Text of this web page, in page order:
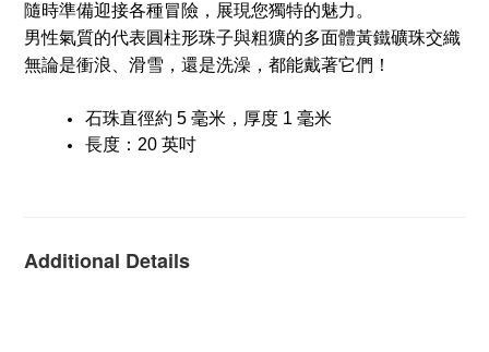
隨時準備迎接各種冒險，展現您獨特的魅力。
男性氣質的代表圓柱形珠子與粗獷的多面體黃鐵礦珠交織
無論是衝浪、滑雪，還是洗澡，都能戴著它們！
石珠直徑約 5 毫米，厚度 1 毫米
長度：20 英吋
Additional Details